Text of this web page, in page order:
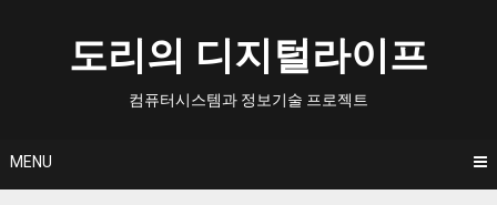
도리의 디지털라이프
컴퓨터시스템과 정보기술 프로젝트
MENU